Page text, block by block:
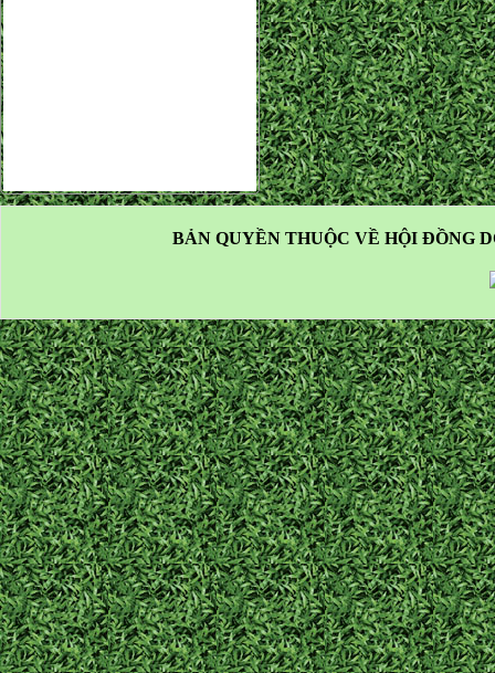
BẢN QUYỀN THUỘC VỀ HỘI ĐỒNG